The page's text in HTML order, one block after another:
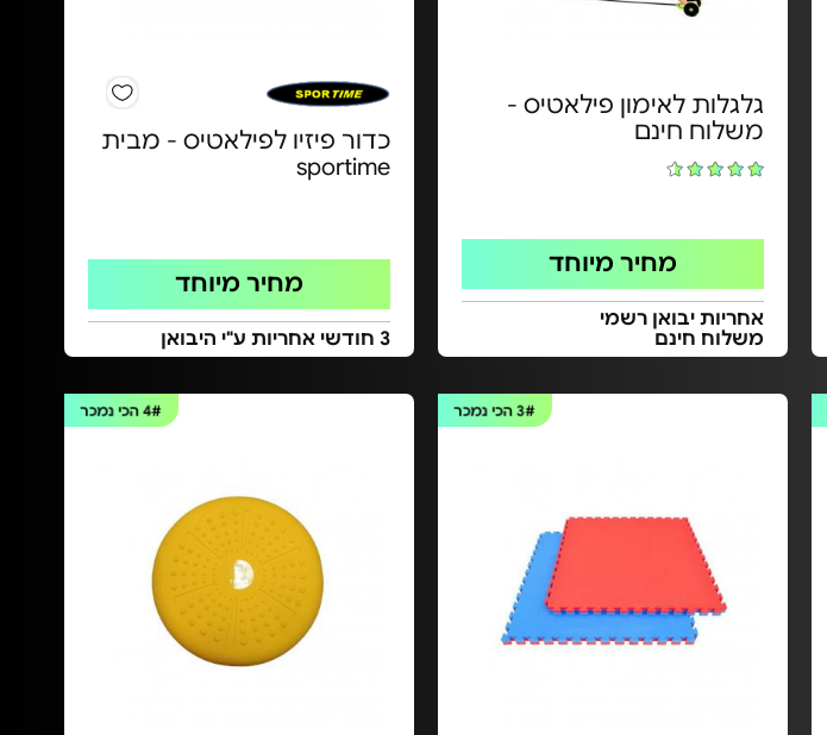
גלגלות לאימון פילאטיס -
משלוח חינם
מחיר מיוחד
אחריות יבואן רשמי
משלוח חינם
כדור פיזיו לפילאטיס - מבית
sportime
מחיר מיוחד
3 חודשי אחריות ע"י היבואן
3#הכי נמכר 4#הכי נמכר